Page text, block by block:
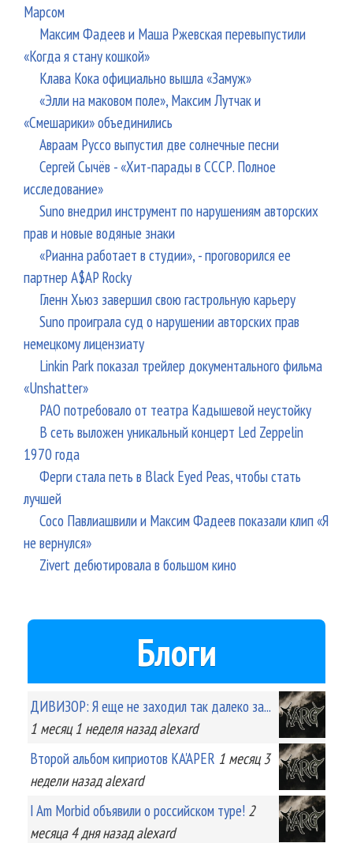
Марсом
Максим Фадеев и Маша Ржевская перевыпустили
«Когда я стану кошкой»
Клава Кока официально вышла «Замуж»
«Элли на маковом поле», Максим Лутчак и
«Смешарики» объединились
Авраам Руссо выпустил две солнечные песни
Сергей Сычёв - «Хит-парады в СССР. Полное
исследование»
Suno внедрил инструмент по нарушениям авторских
прав и новые водяные знаки
«Рианна работает в студии», - проговорился ее
партнер A$AP Rocky
Гленн Хьюз завершил свою гастрольную карьеру
Suno проиграла суд о нарушении авторских прав
немецкому лицензиату
Linkin Park показал трейлер документального фильма
«Unshatter»
РАО потребовало от театра Кадышевой неустойку
В сеть выложен уникальный концерт Led Zeppelin
1970 года
Ферги стала петь в Black Eyed Peas, чтобы стать
лучшей
Сосо Павлиашвили и Максим Фадеев показали клип «Я
не вернулся»
Zivert дебютировала в большом кино
Блоги
ДИВИЗОР: Я еще не заходил так далеко за...
1 месяц 1 неделяназад alexard
Второй альбом киприотов KA'APER 1 месяц 3
неделиназад alexard
I Am Morbid объявили о российском туре! 2
месяца 4 дняназад alexard